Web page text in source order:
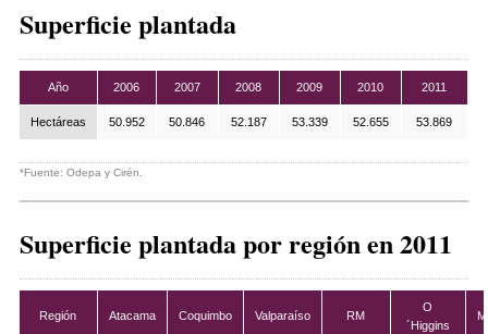
Superficie plantada
Año 2006 2007 2008 2009 2010 2011
Hectáreas 50.952 50.846 52.187 53.339 52.655 53.869
*Fuente: Odepa y Cirén.
Superficie plantada por región en 2011
Región Atacama Coquimbo Valparaíso RM
O
´Higgins